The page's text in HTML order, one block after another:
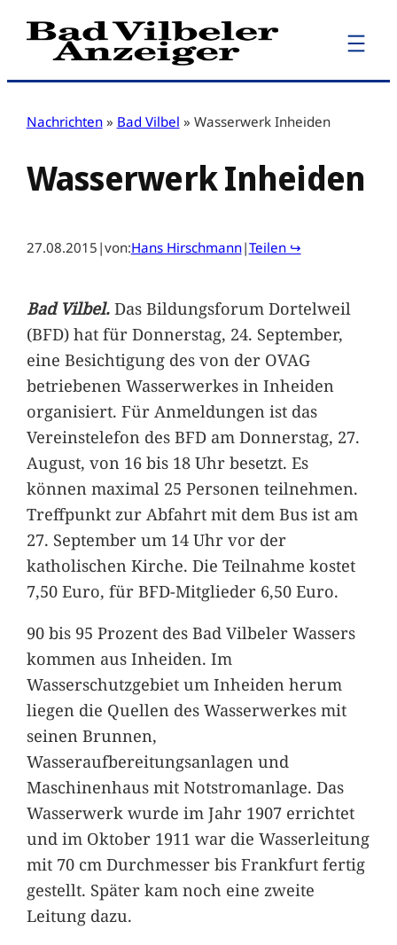
Zum
Inhalt
Nachrichten » Bad Vilbel » Wasserwerk Inheiden
Wasserwerk Inheiden
27.08.2015 |von:Hans Hirschmann|Teilen ↪
Bad Vilbel. Das Bildungsforum Dortelweil
(BFD) hat für Donnerstag, 24. September,
eine Besichtigung des von der OVAG
betriebenen Wasserwerkes in Inheiden
organisiert. Für Anmeldungen ist das
Vereinstelefon des BFD am Donnerstag, 27.
August, von 16 bis 18 Uhr besetzt. Es
können maximal 25 Personen teilnehmen.
Treffpunkt zur Abfahrt mit dem Bus ist am
27. September um 14 Uhr vor der
katholischen Kirche. Die Teilnahme kostet
7,50 Euro, für BFD-Mitglieder 6,50 Euro.
90 bis 95 Prozent des Bad Vilbeler Wassers
kommen aus Inheiden. Im
Wasserschutzgebiet um Inheiden herum
liegen die Quellen des Wasserwerkes mit
seinen Brunnen,
Wasseraufbereitungsanlagen und
Maschinenhaus mit Notstromanlage. Das
Wasserwerk wurde im Jahr 1907 errichtet
und im Oktober 1911 war die Wasserleitung
mit 70 cm Durchmesser bis Frankfurt fertig
gestellt. Später kam noch eine zweite
Leitung dazu.